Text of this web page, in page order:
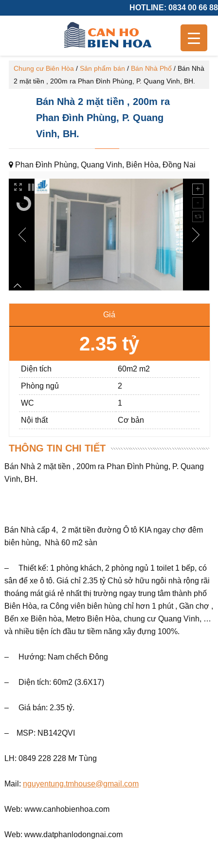
HOTLINE: 0834 00 66 88
Chung cư Biên Hòa / Sản phẩm bán / Bán Nhà Phố/ Bán Nhà
2 mặt tiền , 200m ra Phan Đình Phùng, P. Quang Vinh, BH.
Bán Nhà 2 mặt tiền , 200m ra
Phan Đình Phùng, P. Quang
Vinh, BH.
Phan Đình Phùng, Quang Vinh, Biên Hòa, Đồng Nai
Giá
2.35 tỷ
Diện tích 60m2 m2
Phòng ngủ 2
WC 1
Nội thất Cơ bản
THÔNG TIN CHI TIẾT
Bán Nhà 2 mặt tiền , 200m ra Phan Đình Phùng, P. Quang
Vinh, BH.
Bán Nhà cấp 4, 2 mặt tiền đường Ô tô KIA ngay chợ đêm
biên hùng, Nhà 60 m2 sàn
– Thiết kế: 1 phòng khách, 2 phòng ngủ 1 toilet 1 bếp, có
sân để xe ô tô. Giá chỉ 2.35 tỷ Chủ sở hữu ngôi nhà rộng rãi
thoáng mát giá rẻ nhất thị trường ngay trung tâm thành phố
Biên Hòa, ra Công viên biên hùng chỉ hơn 1 phút , Gần chợ ,
Bến xe Biên hòa, Metro Biên Hòa, chung cư Quang Vinh, …
và nhiều tiện ích đầu tư tiềm năng xây đựng 100%.
– Hướng: Nam chếch Đông
– Diện tích: 60m2 (3.6X17)
– Giá bán: 2.35 tỷ.
– MSP: NB142QVI
LH: 0849 228 228 Mr Tùng
Mail: nguyentung.tmhouse@gmail.com
Web: www.canhobienhoa.com
Web: www.datphanlodongnai.com